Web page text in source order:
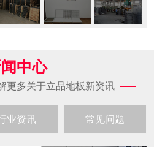
中心
更多关于立品地板新资讯
业资讯 常见问题